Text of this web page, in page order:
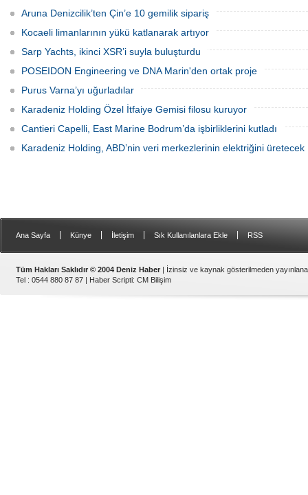
anlattı.
Aruna Denizcilik’ten Çin’e 10 gemilik sipariş
Kocaeli limanlarının yükü katlanarak artıyor
Sarp Yachts, ikinci XSR’i suyla buluşturdu
POSEIDON Engineering ve DNA Marin'den ortak proje
Purus Varna’yı uğurladılar
Karadeniz Holding Özel İtfaiye Gemisi filosu kuruyor
Cantieri Capelli, East Marine Bodrum’da işbirliklerini kutladı
Karadeniz Holding, ABD’nin veri merkezlerinin elektriğini üretecek
Ana Sayfa Künye İletişim Sık Kullanılanlara Ekle RSS
Tüm Hakları Saklıdır © 2004 Deniz Haber | İzinsiz ve kaynak gösterilmeden
Tel : 0544 880 87 87 | Haber Scripti: CM Bilişim